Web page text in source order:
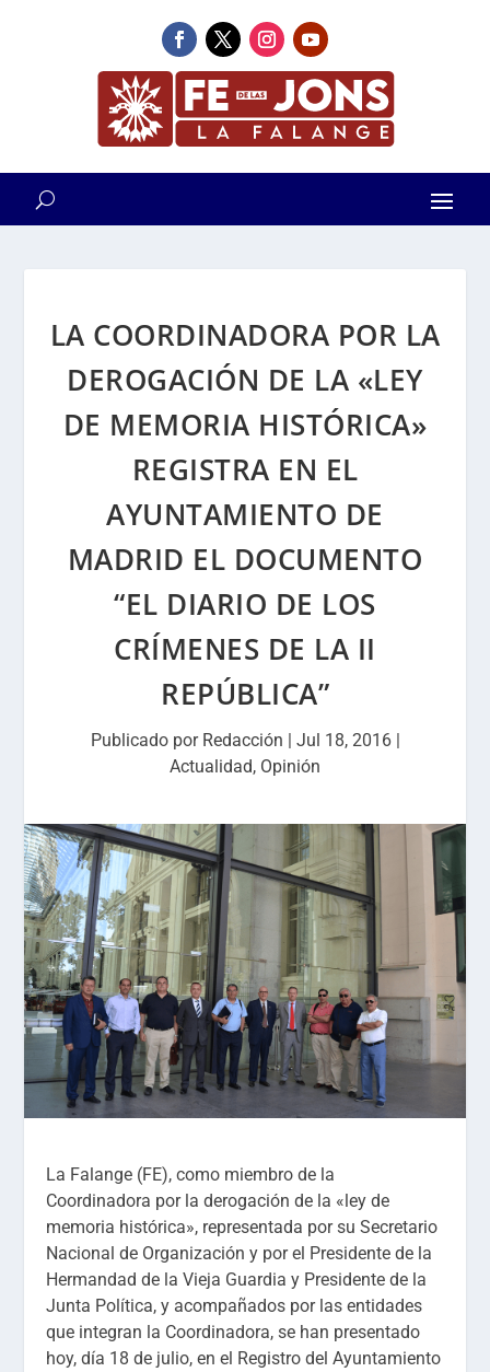
LA COORDINADORA POR LA
DEROGACIÓN DE LA «LEY
DE MEMORIA HISTÓRICA»
REGISTRA EN EL
AYUNTAMIENTO DE
MADRID EL DOCUMENTO
“EL DIARIO DE LOS
CRÍMENES DE LA II
REPÚBLICA”
Publicado por Redacción | Jul 18, 2016|
Actualidad, Opinión
La Falange (FE), como miembro de la
Coordinadora por la derogación de la «ley de
memoria histórica», representada por su Secretario
Nacional de Organización y por el Presidente de la
Hermandad de la Vieja Guardia y Presidente de la
Junta Política, y acompañados por las entidades
que integran la Coordinadora, se han presentado
hoy, día 18 de julio, en el Registro del Ayuntamiento